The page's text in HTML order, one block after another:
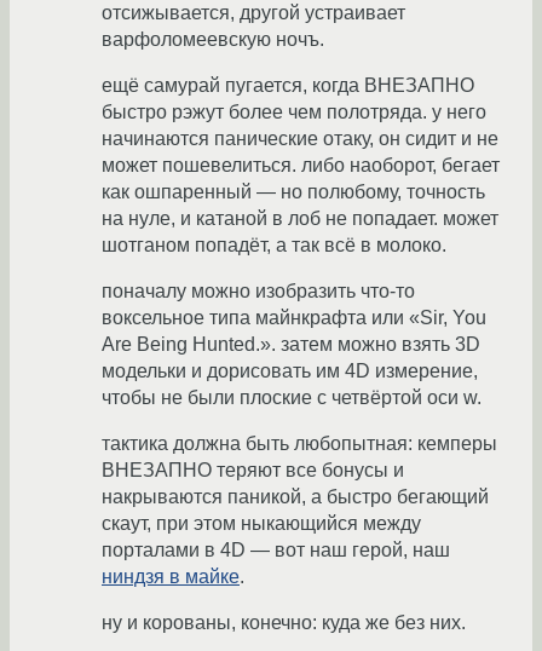
отсижывается, другой устраивает
варфоломеевскую ночъ.
ещё самурай пугается, когда ВНЕЗАПНО
быстро рэжут более чем полотряда. у него
начинаются панические отаку, он сидит и не
может пошевелиться. либо наоборот, бегает
как ошпаренный — но полюбому, точность
на нуле, и катаной в лоб не попадает. может
шотганом попадёт, а так всё в молоко.
поначалу можно изобразить что-то
воксельное типа майнкрафта или «Sir, You
Are Being Hunted.». затем можно взять 3D
модельки и дорисовать им 4D измерение,
чтобы не были плоские с четвёртой оси w.
тактика должна быть любопытная: кемперы
ВНЕЗАПНО теряют все бонусы и
накрываются паникой, а быстро бегающий
скаут, при этом ныкающийся между
порталами в 4D — вот наш герой, наш
ниндзя в майке.
ну и корованы, конечно: куда же без них.